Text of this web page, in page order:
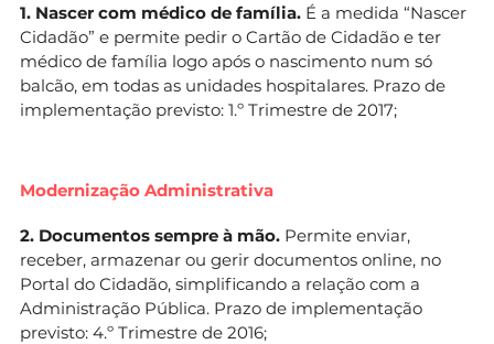
1. Nascer com médico de família. É a medida “Nascer
Cidadão” e permite pedir o Cartão de Cidadão e ter
médico de família logo após o nascimento num só
balcão, em todas as unidades hospitalares. Prazo de
implementação previsto: 1.º Trimestre de 2017;
Modernização Administrativa
2. Documentos sempre à mão. Permite enviar,
receber, armazenar ou gerir documentos online, no
Portal do Cidadão, simplificando a relação com a
Administração Pública. Prazo de implementação
previsto: 4.º Trimestre de 2016;